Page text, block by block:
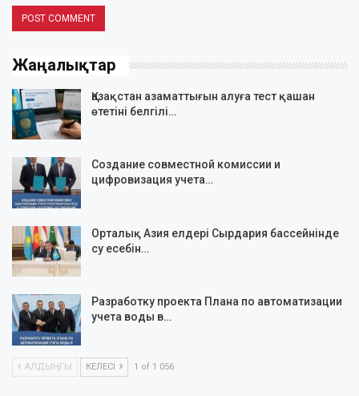
Жаңалықтар
Қазақстан азаматтығын алуға тест қашан
өтетіні белгілі…
Создание совместной комиссии и
цифровизация учета…
Орталық Азия елдері Сырдария бассейнінде
су есебін…
Разработку проекта Плана по автоматизации
учета воды в…
АЛДЫҢҒЫ КЕЛЕСІ 1 of 1 056